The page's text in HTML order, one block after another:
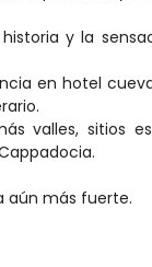
y la
en hotel
valles, sitios
aún más fuerte.